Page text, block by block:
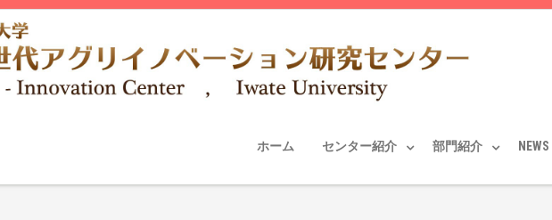
ホーム センター紹介 部門紹介 NEWS